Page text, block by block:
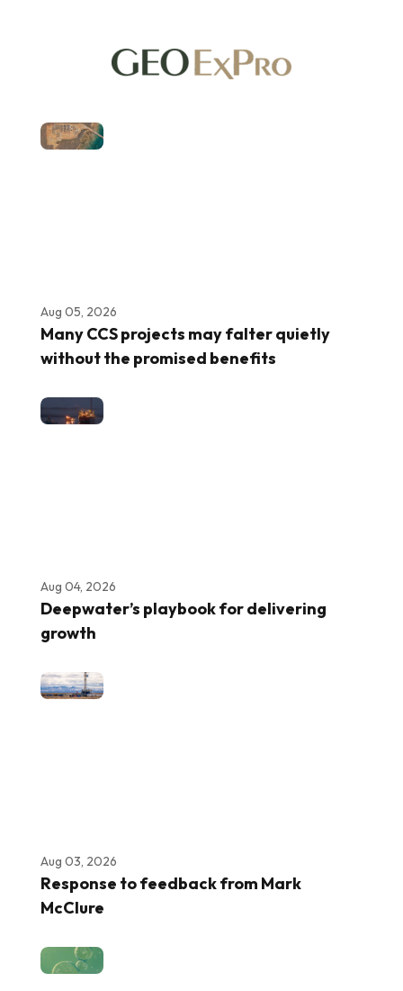
Aug 05, 2026
Many CCS projects may falter quietly
without the promised benefits
Aug 04, 2026
Deepwater’s playbook for delivering
growth
Aug 03, 2026
Response to feedback from Mark
McClure